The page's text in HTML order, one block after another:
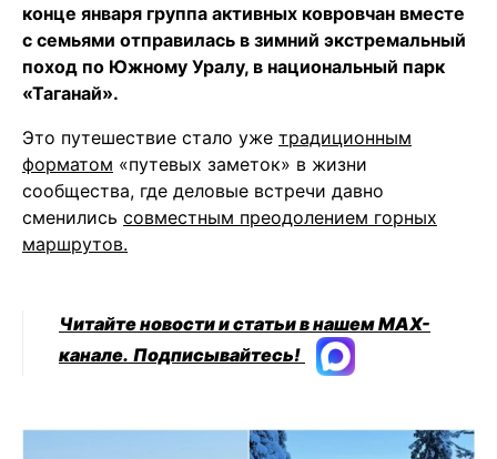
конце января группа активных ковровчан вместе
с семьями отправилась в зимний экстремальный
поход по Южному Уралу, в национальный парк
«Таганай».
Это путешествие стало уже традиционным
форматом «путевых заметок» в жизни
сообщества, где деловые встречи давно
сменились совместным преодолением горных
маршрутов.
Читайте новости и статьи в нашем MAX-
канале. Подписывайтесь!